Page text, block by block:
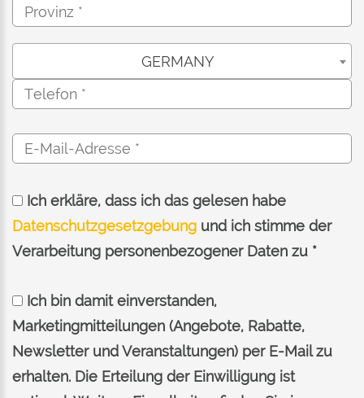
GERMANY
Ich erkläre, dass ich das gelesen habe
Datenschutzgesetzgebung und ich stimme der
Verarbeitung personenbezogener Daten zu *
Ich bin damit einverstanden,
Marketingmitteilungen (Angebote, Rabatte,
Newsletter und Veranstaltungen) per E-Mail zu
erhalten. Die Erteilung der Einwilligung ist